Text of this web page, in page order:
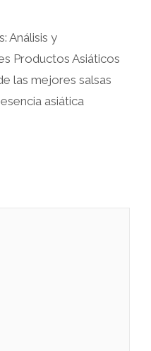
Análisis y
Productos Asiáticos
las mejores salsas
asiática